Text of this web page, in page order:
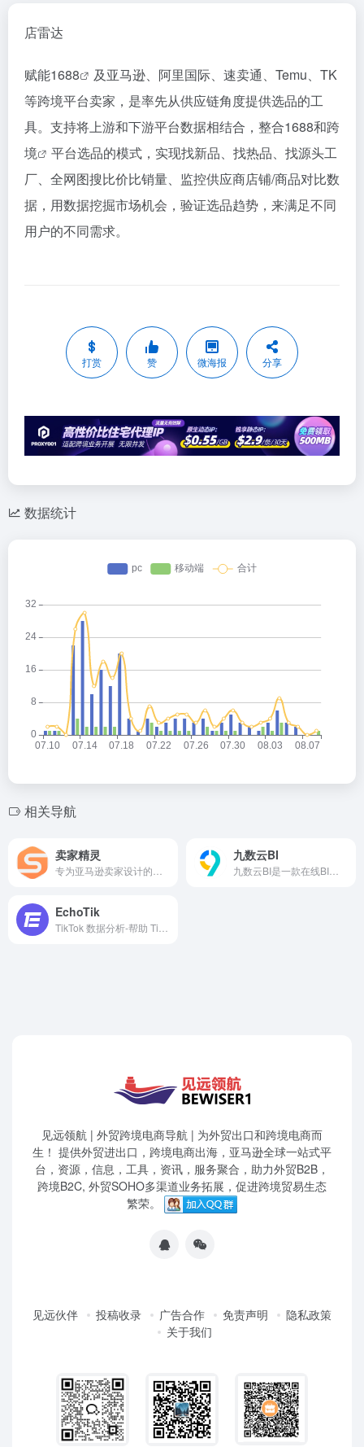
店雷达
赋能1688 及亚马逊、阿里国际、速卖通、Temu、TK
等跨境平台卖家，是率先从供应链角度提供选品的工
具。支持将上游和下游平台数据相结合，整合1688和跨
境
平台选品的模式，实现找新品、找热品、找源头工
厂、全网图搜比价比销量、监控供应商店铺/商品对比数
据，用数据挖掘市场机会，验证选品趋势，来满足不同
用户的不同需求。
打赏 赞 微海报 分享
数据统计
相关导航
卖家精灵 九数云BI
EchoTik
见远领航 | 外贸跨境电商导航 | 为外贸出口和跨境电商而
生！ 提供外贸进出口，跨境电商出海，亚马逊全球一站式平
台，资源，信息，工具，资讯，服务聚合，助力外贸B2B，
跨境B2C, 外贸SOHO多渠道业务拓展，促进跨境贸易生态
繁荣。
见远伙伴 投稿收录 广告合作 免责声明
隐私政策
关于我们